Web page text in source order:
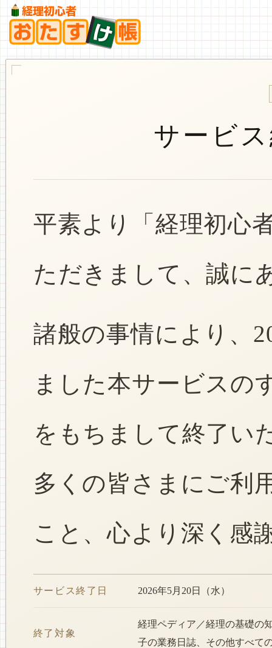
サービ
平素より「経理初心
ただきまして、誠に
諸般の事情により、
ました本サービスの
をもちまして終了い
多くの皆さまにご利
こと、心より深く感
サービス終了日 2026年5月20日（水）
終了対象
経理ペディア／経理の基礎の
子の業務日誌、その他すべて